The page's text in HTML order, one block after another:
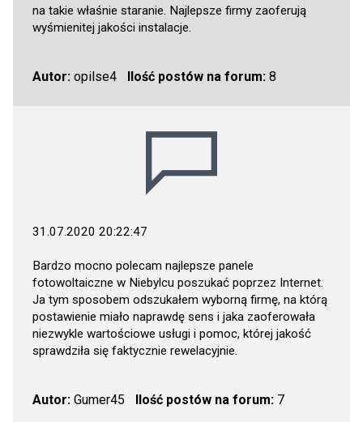
na takie właśnie staranie. Najlepsze firmy zaoferują
wyśmienitej jakości instalacje.
Autor: opilse4 Ilość postów na forum:8
31.07.2020 20:22:47
Bardzo mocno polecam najlepsze panele
fotowoltaiczne w Niebylcu poszukać poprzez Internet.
Ja tym sposobem odszukałem wyborną firmę, na którą
postawienie miało naprawdę sens i jaka zaoferowała
niezwykle wartościowe usługi i pomoc, której jakość
sprawdziła się faktycznie rewelacyjnie.
Autor: Gumer45 Ilość postów na forum:7